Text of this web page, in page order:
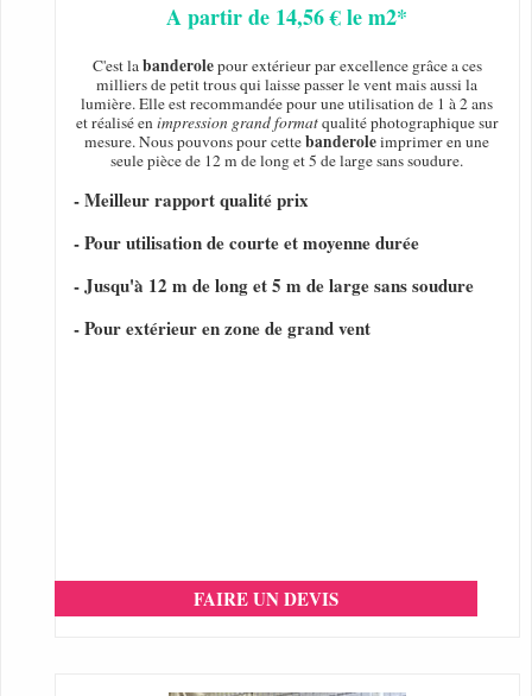
A partir de 14,56 € le m2*
C'est labanderolepour extérieur par excellence grâce a ces
milliers de petit trous qui laisse passer le vent mais aussi la
lumière. Elle est recommandée pour une utilisation de 1 à 2 ans
et réalisé enimpression grand formatqualité photographique sur
mesure. Nous pouvons pour cettebanderoleimprimer en une
seule pièce de 12 m de long et 5 de large sans soudure.
- Meilleur rapport qualité prix
- Pour utilisation de courte et moyenne durée
- Jusqu'à 12 m de long et 5 m de large sans soudure
- Pour extérieur en zone de grand vent
FAIRE UN DEVIS